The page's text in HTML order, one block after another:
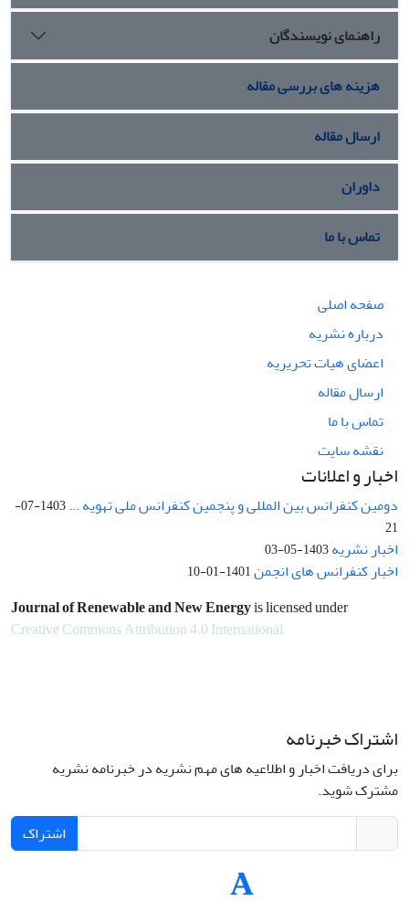
راهنمای نویسندگان
هزینه های بررسی مقاله
ارسال مقاله
داوران
تماس با ما
صفحه اصلی
درباره نشریه
اعضای هیات تحریریه
ارسال مقاله
تماس با ما
نقشه سایت
اخبار و اعلانات
دومین کنفرانس بین المللی و پنجمین کنفرانس ملی تهویه ...
1403-07-
21
اخبار نشریه1403-05-03
اخبار کنفرانس های انجمن1401-01-10
Journal of Renewable and New Energyis licensed under
Creative Commons Attribution 4.0 International
اشتراک خبرنامه
برای دریافت اخبار و اطلاعیه های مهم نشریه در خبرنامه نشریه
مشترک شوید.
اشتراک